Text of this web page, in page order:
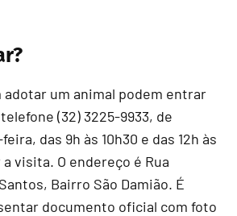
um animal podem entrar
(32) 3225-9933, de
das 9h às 10h30 e das 12h às
a visita. O endereço é Rua
Bairro São Damião. É
documento oficial com foto